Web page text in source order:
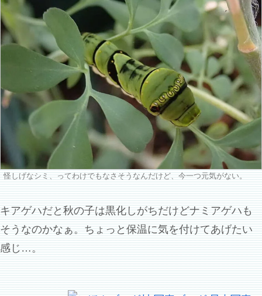
怪しげなシミ、ってわけでもなさそうなんだけど、今一つ元気がない。
キアゲハだと秋の子は黒化しがちだけどナミアゲハも
そうなのかなぁ。ちょっと保温に気を付けてあげたい
感じ…。